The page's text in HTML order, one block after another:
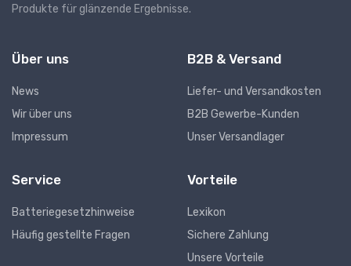
Produkte für glänzende Ergebnisse.
Über uns
News
Wir über uns
Impressum
B2B & Versand
Liefer- und Versandkosten
B2B Gewerbe-Kunden
Unser Versandlager
Service
Batteriegesetzhinweise
Häufig gestellte Fragen
Vorteile
Lexikon
Sichere Zahlung
Unsere Vorteile